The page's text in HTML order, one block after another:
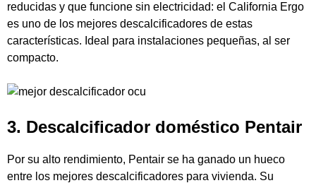
reducidas y que funcione sin electricidad: el California Ergo
es uno de los mejores descalcificadores de estas
características. Ideal para instalaciones pequeñas, al ser
compacto.
3. Descalcificador doméstico Pentair
Por su alto rendimiento, Pentair se ha ganado un hueco
entre los mejores descalcificadores para vivienda. Su